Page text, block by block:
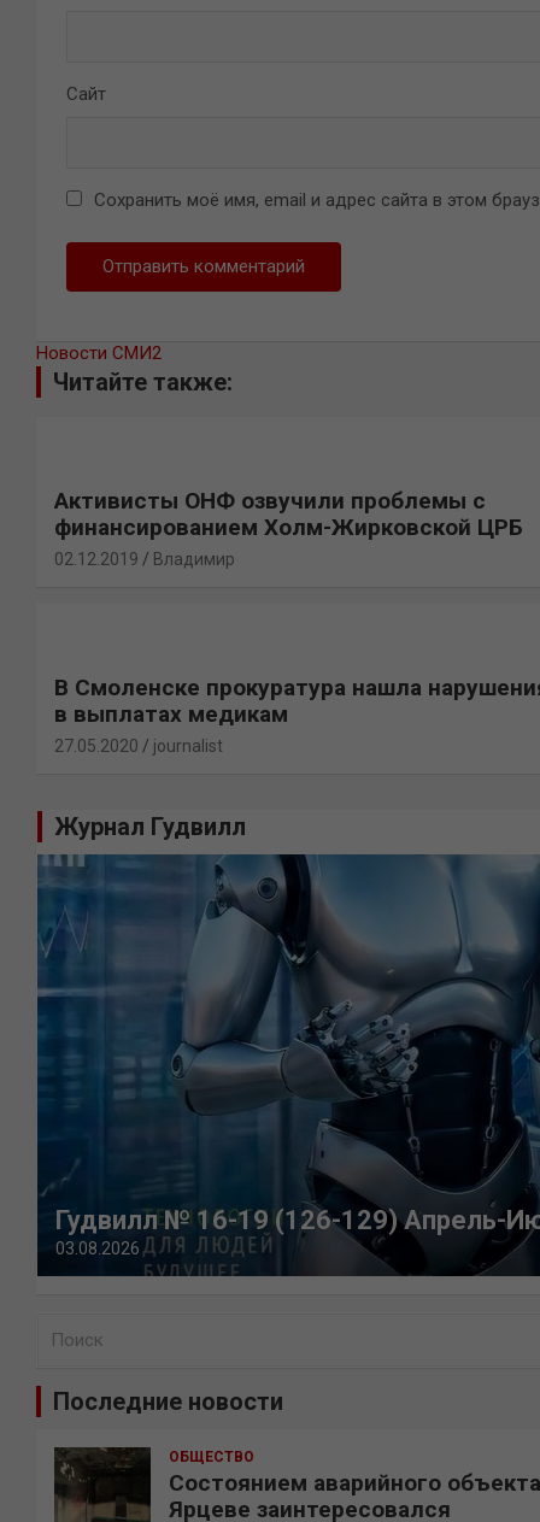
Сайт
Сохранить моё имя, email и адрес сайта в этом
Новости СМИ2
Читайте также:
Активисты ОНФ озвучили проблемы с
финансированием Холм-Жирковской ЦРБ
02.12.2019 Владимир
В Смоленске прокуратура нашла
в выплатах медикам
27.05.2020 journalist
Журнал Гудвилл
Гудвилл № 16-19 (126-129) Апрель-
03.08.2026
Последние новости
ОБЩЕСТВО
Состоянием аварийного
Ярцеве заинтересовался